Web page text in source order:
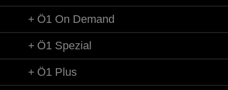
Ö1 On Demand
Ö1 Spezial
Ö1 Plus